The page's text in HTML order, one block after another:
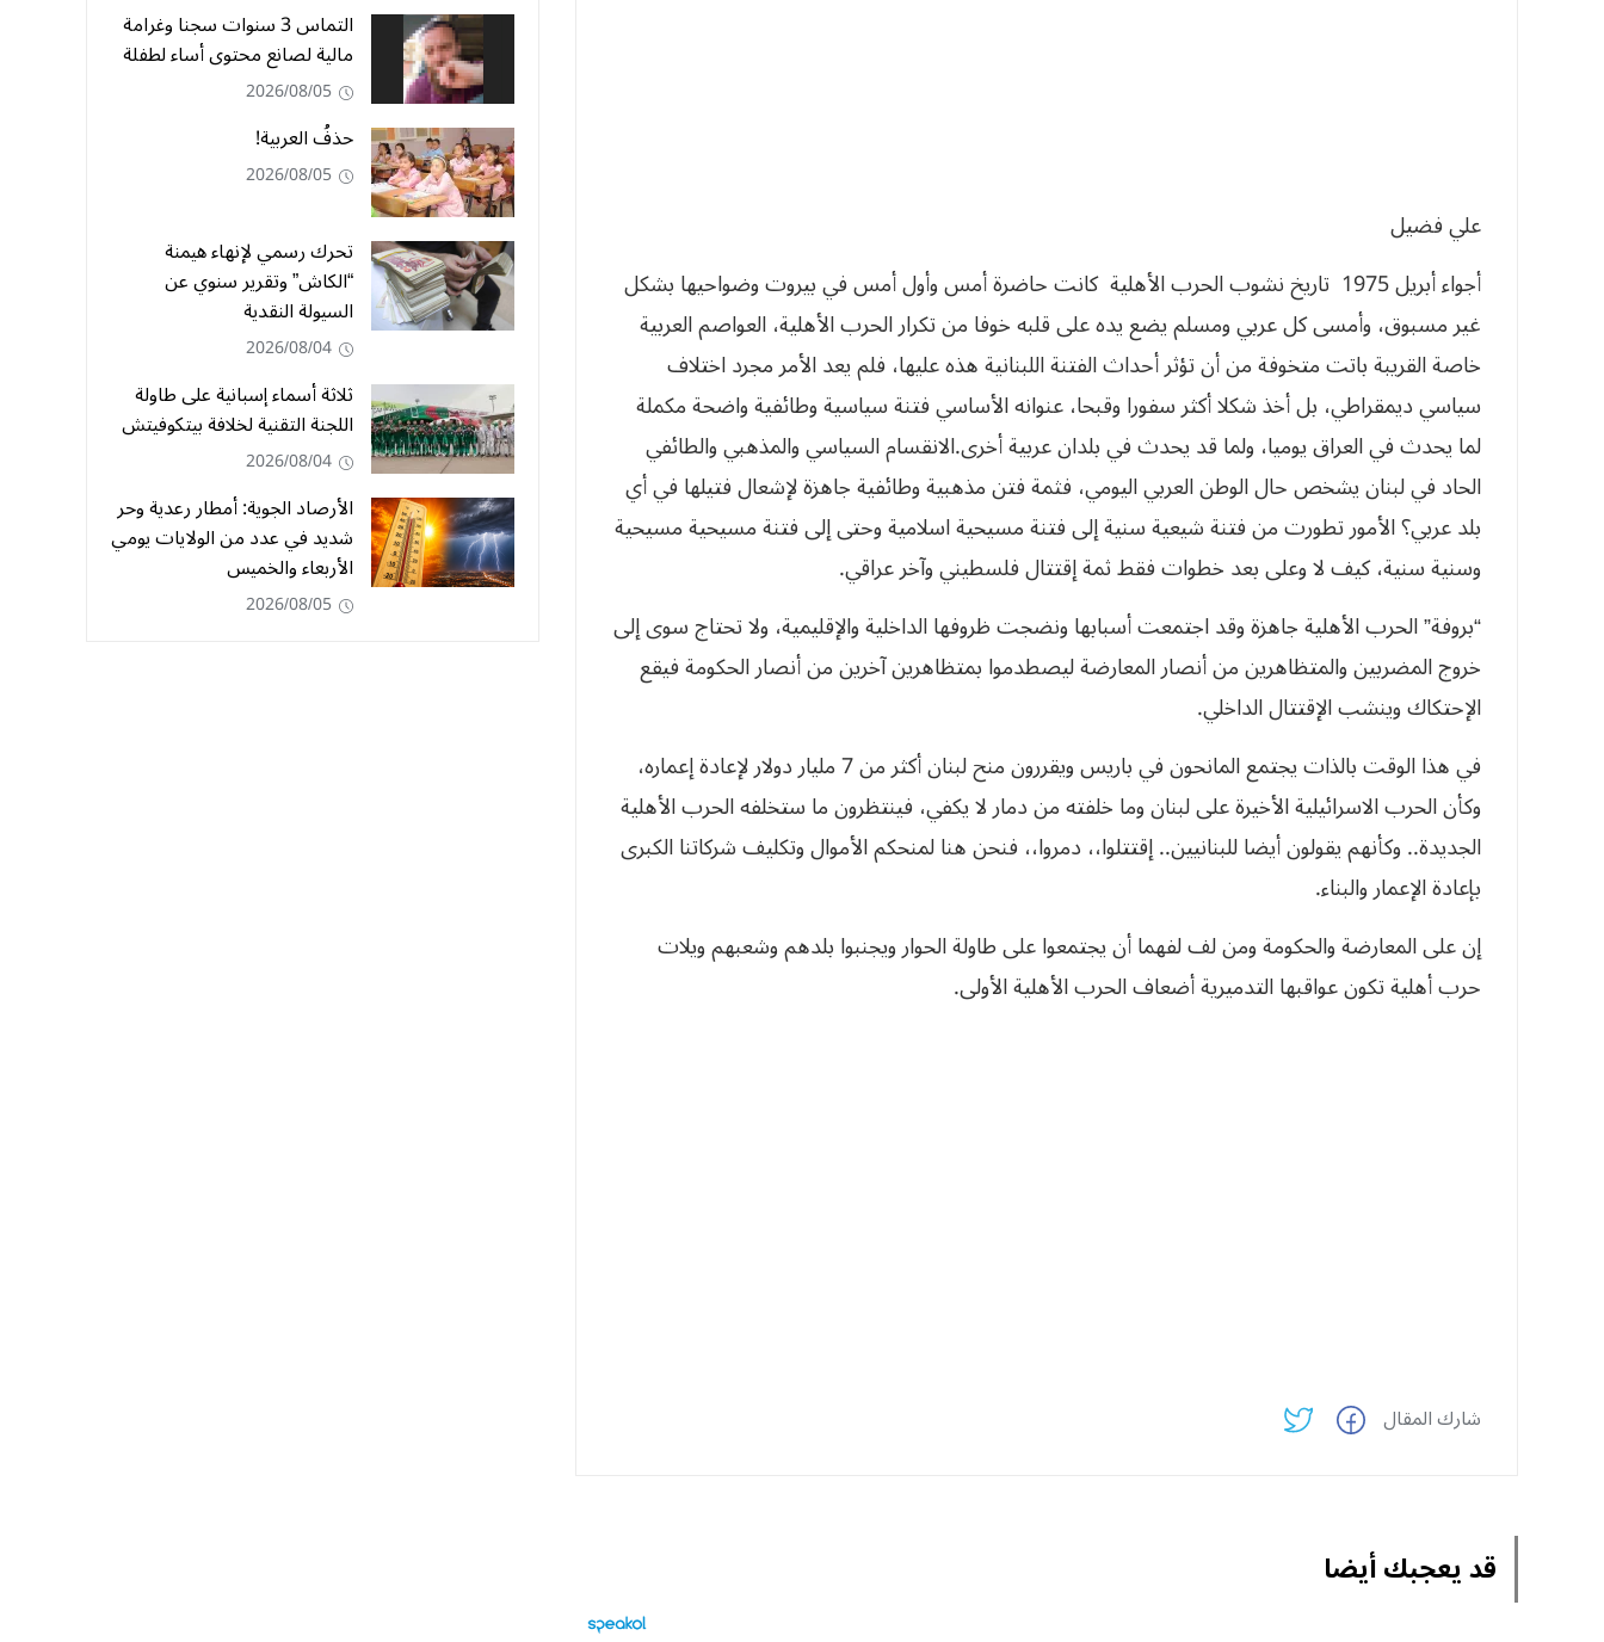
علي فضيل
أجواء أبريل 1975 ­ تاريخ نشوب الحرب الأهلية ­ كانت حاضرة أمس وأول أمس في بيروت وضواحيها بشكل
غير مسبوق، وأمسى كل عربي ومسلم يضع يده على قلبه خوفا من تكرار الحرب الأهلية، العواصم العربية
خاصة القريبة باتت متخوفة من أن تؤثر أحداث الفتنة اللبنانية هذه عليها، فلم يعد الأمر مجرد اختلاف
سياسي ديمقراطي، بل أخذ شكلا أكثر سفورا وقبحا، عنوانه الأساسي فتنة سياسية وطائفية واضحة مكملة
لما يحدث في العراق يوميا، ولما قد يحدث في بلدان عربية أخرى.الانقسام السياسي والمذهبي والطائفي
الحاد في لبنان يشخص حال الوطن العربي اليومي، فثمة فتن مذهبية وطائفية جاهزة لإشعال فتيلها في أي
بلد عربي؟ الأمور تطورت من فتنة شيعية سنية إلى فتنة مسيحية اسلامية وحتى إلى فتنة مسيحية مسيحية
وسنية سنية، كيف لا وعلى بعد خطوات فقط ثمة إقتتال فلسطيني وآخر عراقي.
“بروفة” الحرب الأهلية جاهزة وقد اجتمعت أسبابها ونضجت ظروفها الداخلية والإقليمية، ولا تحتاج سوى إلى
خروج المضربين والمتظاهرين من أنصار المعارضة ليصطدموا بمتظاهرين آخرين من أنصار الحكومة فيقع
الإحتكاك وينشب الإقتتال الداخلي.
في هذا الوقت بالذات يجتمع المانحون في باريس ويقررون منح لبنان أكثر من 7 مليار دولار لإعادة إعماره،
وكأن الحرب الاسرائيلية الأخيرة على لبنان وما خلفته من دمار لا يكفي، فينتظرون ما ستخلفه الحرب الأهلية
الجديدة.. وكأنهم يقولون أيضا للبنانيين.. إقتتلوا،، دمروا،، فنحن هنا لمنحكم الأموال وتكليف شركاتنا الكبرى
بإعادة الإعمار والبناء.
إن على المعارضة والحكومة ومن لف لفهما أن يجتمعوا على طاولة الحوار ويجنبوا بلدهم وشعبهم ويلات
حرب أهلية تكون عواقبها التدميرية أضعاف الحرب الأهلية الأولى.
شارك المقال
قد يعجبك أيضا
التماس 3 سنوات سجنا وغرامة
مالية لصانع محتوى أساء لطفلة
2026/08/05
حذفُ العربية!
2026/08/05
تحرك رسمي لإنهاء هيمنة
“الكاش” وتقرير سنوي عن
السيولة النقدية
2026/08/04
ثلاثة أسماء إسبانية على طاولة
اللجنة التقنية لخلافة بيتكوفيتش
2026/08/04
الأرصاد الجوية: أمطار رعدية وحر
شديد في عدد من الولايات يومي
الأربعاء والخميس
2026/08/05